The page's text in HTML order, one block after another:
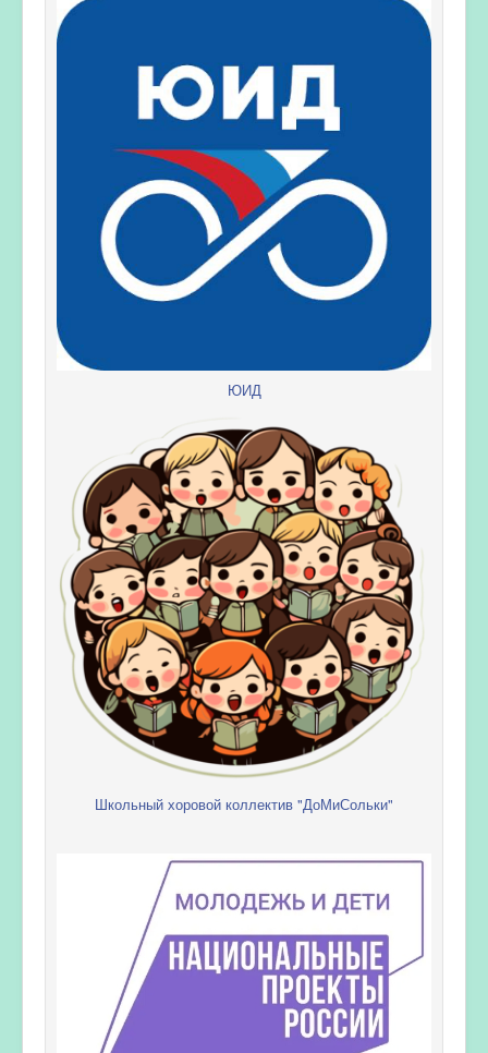
ЮИД
Школьный хоровой коллектив "ДоМиСольки"